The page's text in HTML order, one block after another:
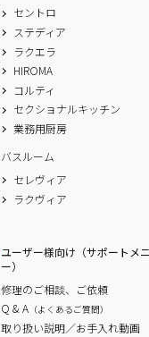
セントロ
ステディア
ラクエラ
HIROMA
コルティ
セクショナルキッチン
業務用厨房
バスルーム
セレヴィア
ラクヴィア
ユーザー様向け（サポートメ
ー）
修理のご相談、ご依頼
Q & A （よくあるご質問）
取り扱い説明／お手入れ動画